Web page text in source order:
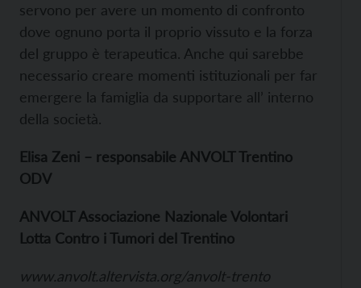
servono per avere un momento di confronto
dove ognuno porta il proprio vissuto e la forza
del gruppo è terapeutica. Anche qui sarebbe
necessario creare momenti istituzionali per far
emergere la famiglia da supportare all’ interno
della società.
Elisa Zeni – responsabile ANVOLT Trentino
ODV
ANVOLT Associazione Nazionale Volontari
Lotta Contro i Tumori del Trentino
www.anvolt.altervista.org/anvolt-trento